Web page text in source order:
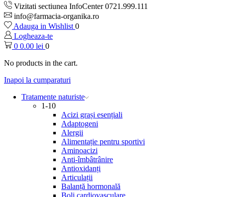
Vizitati sectiunea InfoCenter 0721.999.111
info@farmacia-organika.ro
Adauga in Wishlist 0
Logheaza-te
0 0.00 lei 0
No products in the cart.
Inapoi la cumparaturi
Tratamente naturiste
1-10
Acizi grași esențiali
Adaptogeni
Alergii
Alimentație pentru sportivi
Aminoacizi
Anti-îmbâtrânire
Antioxidanți
Articulații
Balanță hormonală
Boli cardiovasculare